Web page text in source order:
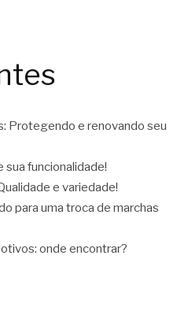
Protegendo e renovando seu
sua funcionalidade!
e variedade!
para uma troca de marchas
onde encontrar?